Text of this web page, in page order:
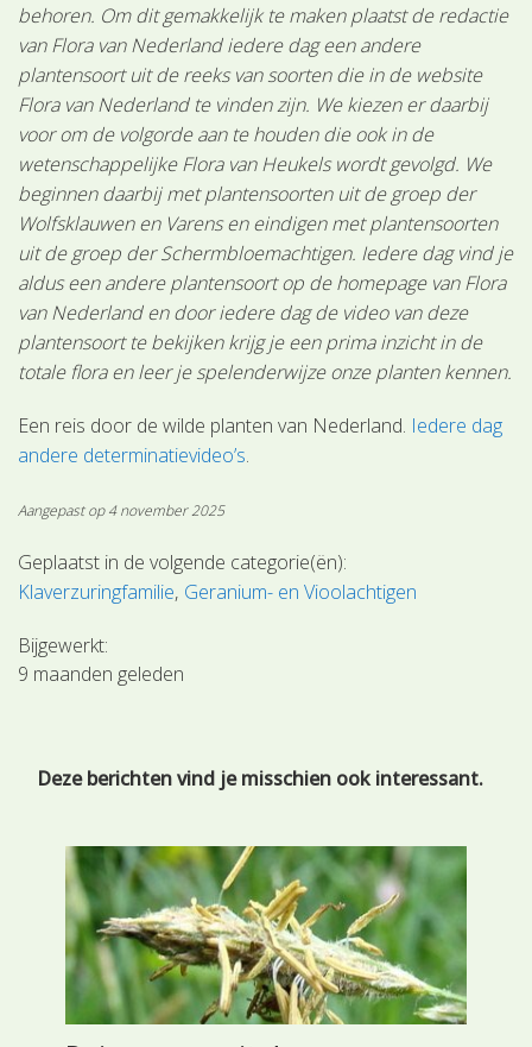
behoren. Om dit gemakkelijk te maken plaatst de redactie
van Flora van Nederland iedere dag een andere
plantensoort uit de reeks van soorten die in de website
Flora van Nederland te vinden zijn. We kiezen er daarbij
voor om de volgorde aan te houden die ook in de
wetenschappelijke Flora van Heukels wordt gevolgd. We
beginnen daarbij met plantensoorten uit de groep der
Wolfsklauwen en Varens en eindigen met plantensoorten
uit de groep der Schermbloemachtigen. Iedere dag vind je
aldus een andere plantensoort op de homepage van Flora
van Nederland en door iedere dag de video van deze
plantensoort te bekijken krijg je een prima inzicht in de
totale flora en leer je spelenderwijze onze planten kennen.
Een reis door de wilde planten van Nederland. Iedere dag
andere determinatievideo’s.
Aangepast op 4 november 2025
Geplaatst in de volgende categorie(ën):
Klaverzuringfamilie Geranium- en Vioolachtigen
Bijgewerkt:
9 maanden geleden
Deze berichten vind je misschien ook interessant.